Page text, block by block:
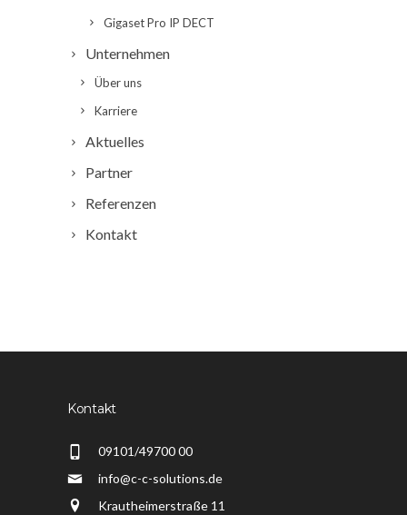
Gigaset Pro IP DECT
Unternehmen
Über uns
Karriere
Aktuelles
Partner
Referenzen
Kontakt
Kontakt
09101/49700 00
info@c-c-solutions.de
Krautheimerstraße 11